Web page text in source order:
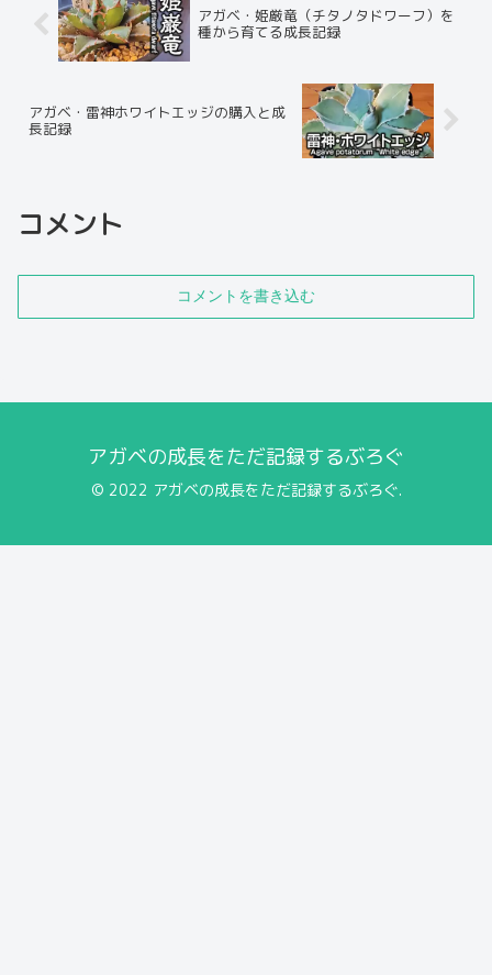
アガベ・姫厳竜（チタノタドワーフ）を
種から育てる成長記録
アガベ・雷神ホワイトエッジの購入と成
長記録
コメント
コメントを書き込む
アガベの成長をただ記録するぶろぐ
© 2022 アガベの成長をただ記録するぶろぐ.